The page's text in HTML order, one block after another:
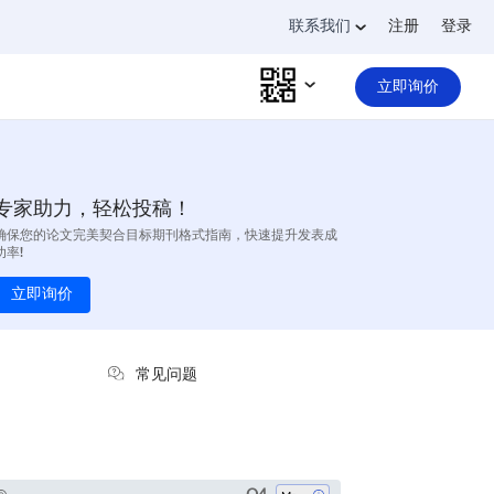
联系我们 注册 登录
立即询价
家助力，轻松投稿！
保您的论文完美契合目标期刊格式指南，快速提升发表成
率!
立即询价
常见问题